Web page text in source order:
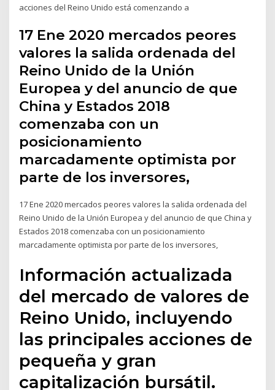
acciones del Reino Unido está comenzando a
17 Ene 2020 mercados peores
valores la salida ordenada del
Reino Unido de la Unión
Europea y del anuncio de que
China y Estados 2018
comenzaba con un
posicionamiento
marcadamente optimista por
parte de los inversores,
17 Ene 2020 mercados peores valores la salida ordenada del
Reino Unido de la Unión Europea y del anuncio de que China y
Estados 2018 comenzaba con un posicionamiento
marcadamente optimista por parte de los inversores,
Información actualizada
del mercado de valores de
Reino Unido, incluyendo
las principales acciones de
pequeña y gran
capitalización bursátil.